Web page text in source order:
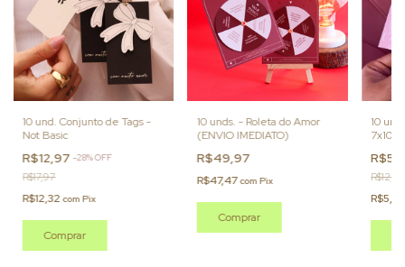
10 und. Conjunto de Tags -
Not Basic
R$12,97 -28%OFF
R$17,97
R$12,32com Pix
10 unds. - Roleta do Amor
(ENVIO IMEDIATO)
R$49,97
R$47,47com Pix
10
R$12,90